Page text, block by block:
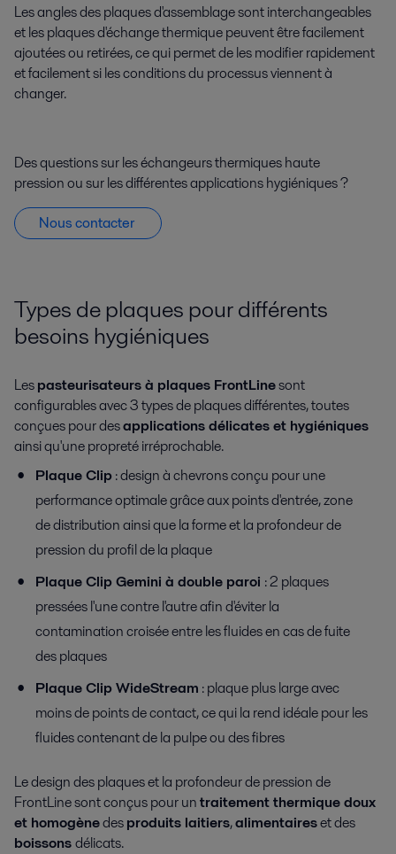
Les angles des plaques d'assemblage sont interchangeables
et les plaques d'échange thermique peuvent être facilement
ajoutées ou retirées, ce qui permet de les modifier rapidement
et facilement si les conditions du processus viennent à
changer.
Des questions sur les échangeurs thermiques haute
pression ou sur les différentes applications hygiéniques ?
Nous contacter
Types de plaques pour différents
besoins hygiéniques
Lespasteurisateurs à plaques FrontLinesont
configurables avec 3 types de plaques différentes, toutes
conçues pour desapplications délicates et hygiéniques
ainsi qu'une propreté irréprochable.
Plaque Clip: design à chevrons conçu pour une
performance optimale grâce aux points d'entrée, zone
de distribution ainsi que la forme et la profondeur de
pression du profil de la plaque
Plaque Clip Gemini à double paroi : 2 plaques
pressées l'une contre l'autre afin d'éviter la
contamination croisée entre les fluides en cas de fuite
des plaques
Plaque Clip WideStream : plaque plus large avec
moins de points de contact, ce qui la rend idéale pour les
fluides contenant de la pulpe ou des fibres
Le design des plaques et la profondeur de pression de
FrontLine sont conçus pour untraitement thermique doux
et homogènedesproduits laitiers,alimentaireset des
boissonsdélicats.